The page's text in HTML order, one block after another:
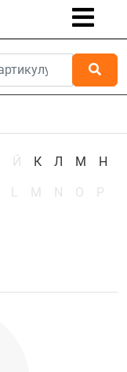
Й К Л М Н
L M N O P